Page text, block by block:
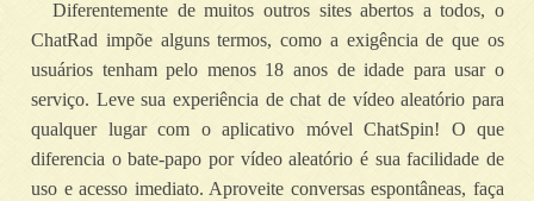
Diferentemente de muitos outros sites abertos a todos, o
ChatRad impõe alguns termos, como a exigência de que os
usuários tenham pelo menos 18 anos de idade para usar o
serviço. Leve sua experiência de chat de vídeo aleatório para
qualquer lugar com o aplicativo móvel ChatSpin! O que
diferencia o bate-papo por vídeo aleatório é sua facilidade de
uso e acesso imediato. Aproveite conversas espontâneas, faça